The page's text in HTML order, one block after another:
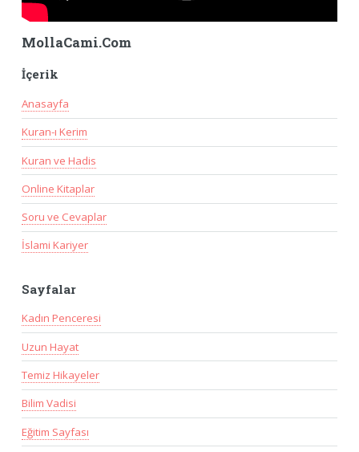
MollaCami.Com
İçerik
Anasayfa
Kuran-ı Kerim
Kuran ve Hadis
Online Kitaplar
Soru ve Cevaplar
İslami Kariyer
Sayfalar
Kadın Penceresi
Uzun Hayat
Temiz Hikayeler
Bilim Vadisi
Eğitim Sayfası